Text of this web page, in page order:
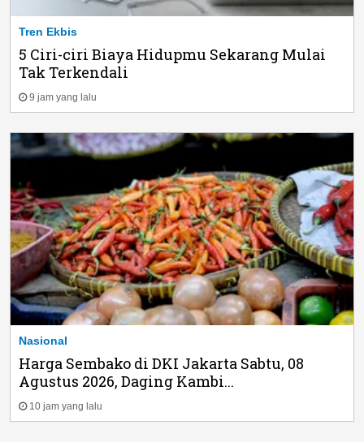
Tren Ekbis
5 Ciri-ciri Biaya Hidupmu Sekarang Mulai
Tak Terkendali
9 jam yang lalu
Nasional
Harga Sembako di DKI Jakarta Sabtu, 08
Agustus 2026, Daging Kambi...
10 jam yang lalu